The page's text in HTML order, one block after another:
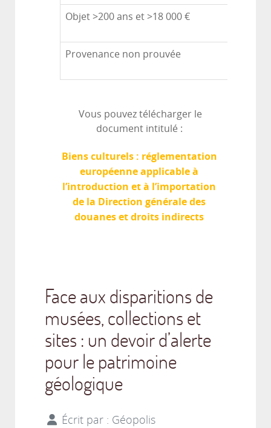
Objet >200 ans et >18 000 €
Provenance non prouvée
Vous pouvez télécharger le
document intitulé :
Biens culturels : réglementation
européenne applicable à
l’introduction et à l’importation
de la Direction générale des
douanes et droits indirects
Face aux disparitions de
musées, collections et
sites : un devoir d’alerte
pour le patrimoine
géologique
Écrit par : Géopolis